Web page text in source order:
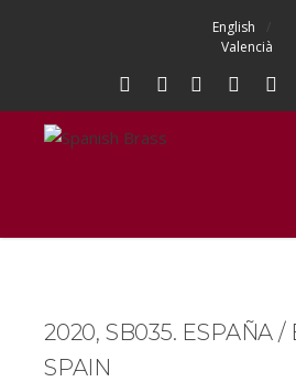
English
Valencià
2020, SB035. ESPAÑA /
SPAIN